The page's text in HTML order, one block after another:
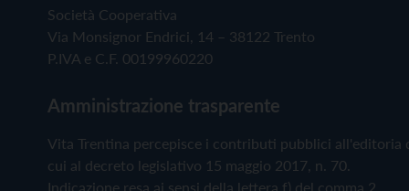
Società Cooperativa
Via Monsignor Endrici, 14 – 38122 Trento
P.IVA e C.F. 00199960220
Amministrazione trasparente
Vita Trentina percepisce i contributi pubblici all'editoria
cui al decreto legislativo 15 maggio 2017, n. 70.
Indicazione resa ai sensi della lettera f) del comma 2